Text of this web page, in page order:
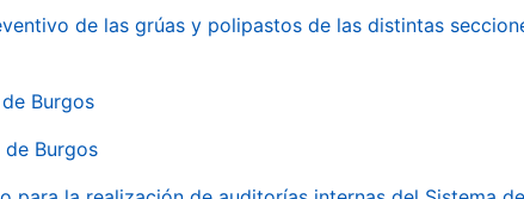
de las grúas y polipastos de las distintas
Burgos
Burgos